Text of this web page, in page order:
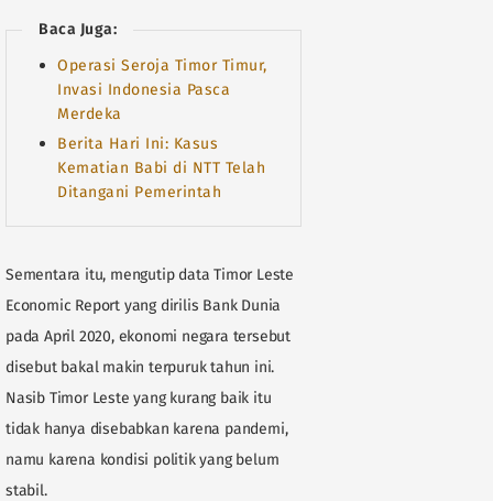
Baca Juga:
Operasi Seroja Timor Timur,
Invasi Indonesia Pasca
Merdeka
Berita Hari Ini: Kasus
Kematian Babi di NTT Telah
Ditangani Pemerintah
Sementara itu, mengutip data Timor Leste
Economic Report yang dirilis Bank Dunia
pada April 2020, ekonomi negara tersebut
disebut bakal makin terpuruk tahun ini.
Nasib Timor Leste yang kurang baik itu
tidak hanya disebabkan karena pandemi,
namu karena kondisi politik yang belum
stabil.